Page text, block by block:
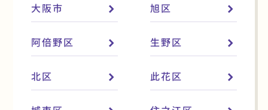
大阪市 旭区
阿倍野区 生野区
北区 此花区